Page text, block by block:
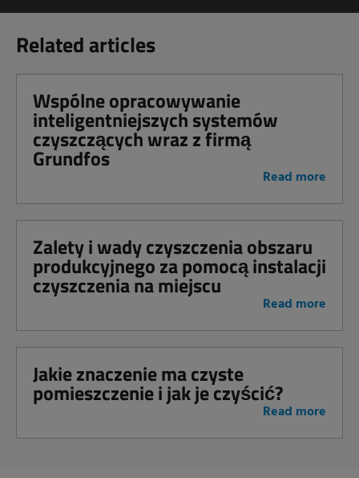
Related articles
Wspólne opracowywanie
inteligentniejszych systemów
czyszczących wraz z firmą
Grundfos
Read more
Zalety i wady czyszczenia obszaru
produkcyjnego za pomocą instalacji
czyszczenia na miejscu
Read more
Jakie znaczenie ma czyste
pomieszczenie i jak je czyścić?
Read more